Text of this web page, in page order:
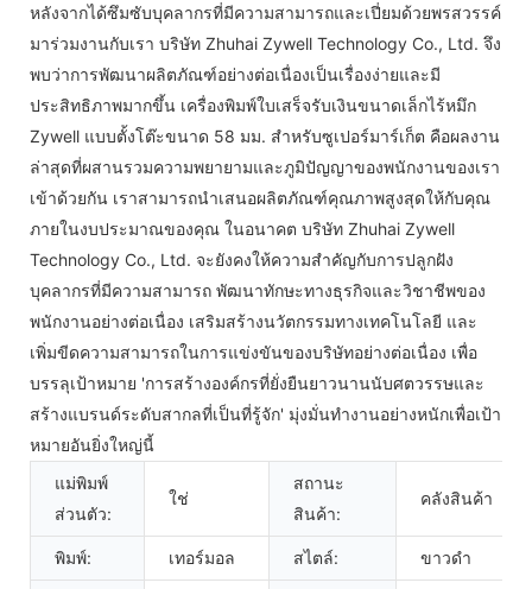
หลังจากได้ซึมซับบุคลากรที่มีความสามารถและเปี่ยมด้วยพรสวรรค์
มาร่วมงานกับเรา บริษัท Zhuhai Zywell Technology Co., Ltd. จึง
พบว่าการพัฒนาผลิตภัณฑ์อย่างต่อเนื่องเป็นเรื่องง่ายและมี
ประสิทธิภาพมากขึ้น เครื่องพิมพ์ใบเสร็จรับเงินขนาดเล็กไร้หมึก
Zywell แบบตั้งโต๊ะขนาด 58 มม. สำหรับซูเปอร์มาร์เก็ต คือผลงาน
ล่าสุดที่ผสานรวมความพยายามและภูมิปัญญาของพนักงานของเรา
เข้าด้วยกัน เราสามารถนำเสนอผลิตภัณฑ์คุณภาพสูงสุดให้กับคุณ
ภายในงบประมาณของคุณ ในอนาคต บริษัท Zhuhai Zywell
Technology Co., Ltd. จะยังคงให้ความสำคัญกับการปลูกฝัง
บุคลากรที่มีความสามารถ พัฒนาทักษะทางธุรกิจและวิชาชีพของ
พนักงานอย่างต่อเนื่อง เสริมสร้างนวัตกรรมทางเทคโนโลยี และ
เพิ่มขีดความสามารถในการแข่งขันของบริษัทอย่างต่อเนื่อง เพื่อ
บรรลุเป้าหมาย 'การสร้างองค์กรที่ยั่งยืนยาวนานนับศตวรรษและ
สร้างแบรนด์ระดับสากลที่เป็นที่รู้จัก' มุ่งมั่นทำงานอย่างหนักเพื่อเป้า
หมายอันยิ่งใหญ่นี้
แม่พิมพ์
ส่วนตัว:
ใช่
สถานะ
สินค้า:
คลังสินค้า
พิมพ์: เทอร์มอล สไตล์: ขาวดำ